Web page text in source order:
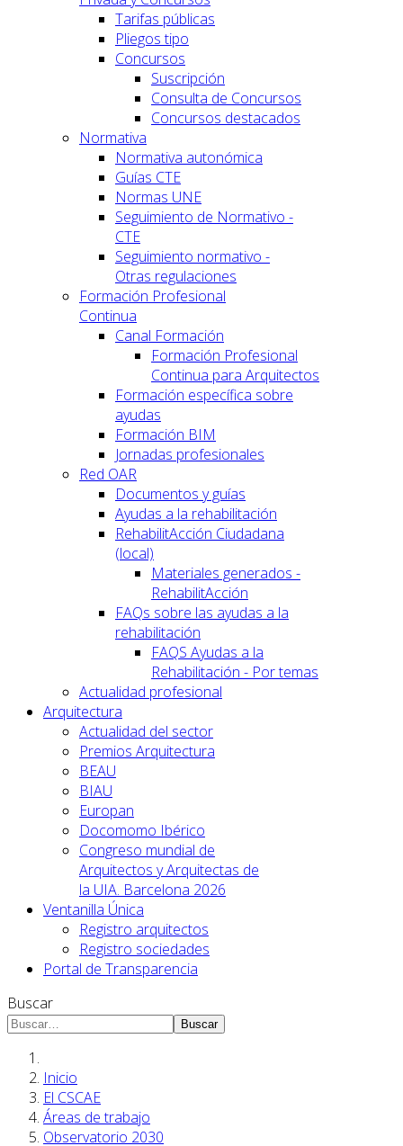
Tarifas públicas
Pliegos tipo
Concursos
Suscripción
Consulta de Concursos
Concursos destacados
Normativa
Normativa autonómica
Guías CTE
Normas UNE
Seguimiento de Normativo -
CTE
Seguimiento normativo -
Otras regulaciones
Formación Profesional
Continua
Canal Formación
Formación Profesional
Continua para Arquitectos
Formación específica sobre
ayudas
Formación BIM
Jornadas profesionales
Red OAR
Documentos y guías
Ayudas a la rehabilitación
RehabilitAcción Ciudadana
(local)
Materiales generados -
RehabilitAcción
FAQs sobre las ayudas a la
rehabilitación
FAQS Ayudas a la
Rehabilitación - Por temas
Actualidad profesional
Arquitectura
Actualidad del sector
Premios Arquitectura
BEAU
BIAU
Europan
Docomomo Ibérico
Congreso mundial de
Arquitectos y Arquitectas de
la UIA. Barcelona 2026
Ventanilla Única
Registro arquitectos
Registro sociedades
Portal de Transparencia
Buscar
Buscar
Inicio
El CSCAE
Áreas de trabajo
Observatorio 2030